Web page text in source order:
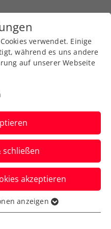
schnell
es auch beim
zu Lockerungen
des
aktuell leider
verwendet. Einige
während es uns andere
auf unserer Webseite
schließen
akzeptieren
grundlegende
anzeigen